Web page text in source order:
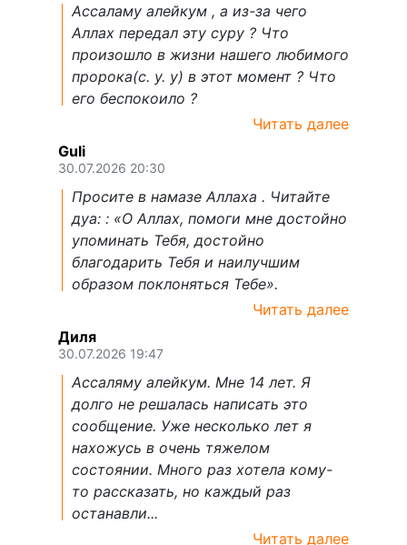
Ассаламу алейкум , а из-за чего
Аллах передал эту суру ? Что
произошло в жизни нашего любимого
пророка(с. у. у) в этот момент ? Что
его беспокоило ?
Читать далее
Guli
30.07.2026 20:30
Просите в намазе Аллаха . Читайте
дуа: : «О Аллах, помоги мне достойно
упоминать Тебя, достойно
благодарить Тебя и наилучшим
образом поклоняться Тебе».
Читать далее
Диля
30.07.2026 19:47
Ассаляму алейкум. Мне 14 лет. Я
долго не решалась написать это
сообщение. Уже несколько лет я
нахожусь в очень тяжелом
состоянии. Много раз хотела кому-
то рассказать, но каждый раз
останавли...
Читать далее